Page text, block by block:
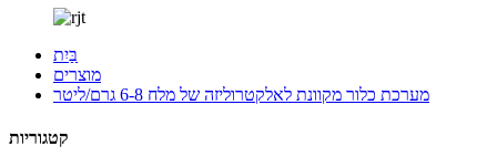
בַּיִת
מוצרים
מערכת כלור מקוונת לאלקטרוליזה של מלח 6-8 גרם/ליטר
קטגוריות